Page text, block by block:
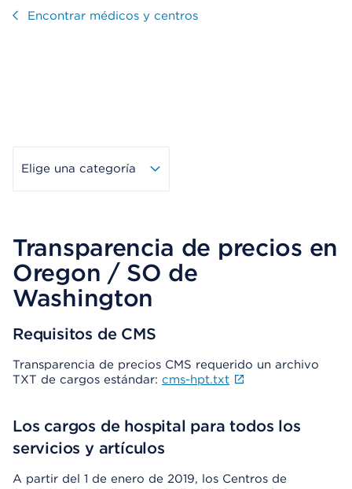
Visitar
Encontrar médicos y centros
Elige una categoría
Transparencia de precios en
Oregon / SO de
Washington
Requisitos de CMS
Transparencia de precios CMS requerido un archivo
TXT de cargos estándar: cms-hpt.txt
Los cargos de hospital para todos los
servicios y artículos
A partir del 1 de enero de 2019, los Centros de